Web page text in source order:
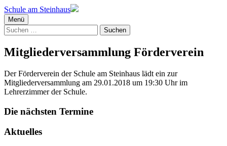
Schule am Steinhaus
Menü
Suchen
nach:
Mitgliederversammlung Förderverein
Der Förderverein der Schule am Steinhaus lädt ein zur
Mitgliederversammlung am 29.01.2018 um 19:30 Uhr im
Lehrerzimmer der Schule.
Die nächsten Termine
Aktuelles